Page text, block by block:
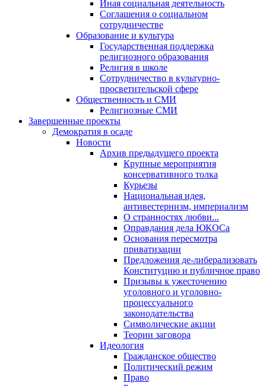
Иная социальная деятельность
Соглашения о социальном
сотрудничестве
Образование и культура
Государственная поддержка
религиозного образования
Религия в школе
Сотрудничество в культурно-
просветительской сфере
Общественность и СМИ
Религиозные СМИ
Завершенные проекты
Демократия в осаде
Новости
Архив предыдущего проекта
Крупные мероприятия
консервативного толка
Курьезы
Национальная идея,
антивестернизм, империализм
О странностях любви...
Оправдания дела ЮКОСа
Основания пересмотра
приватизации
Предложения де-либерализовать
Конституцию и публичное право
Призывы к ужесточению
уголовного и уголовно-
процессуального
законодательства
Символические акции
Теории заговора
Идеология
Гражданское общество
Политический режим
Право